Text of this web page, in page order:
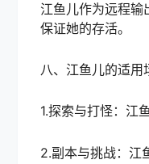
江鱼儿作为远程
保证她的存活。
八、江鱼儿的适
1.探索与打怪：江
2.副本与挑战：江